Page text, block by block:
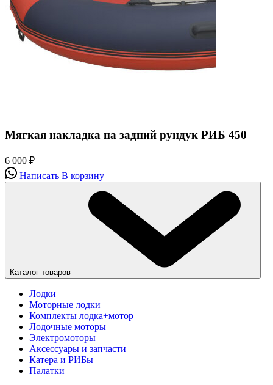
Мягкая накладка на задний рундук РИБ 450
6 000 ₽
Написать В корзину
Каталог товаров
Лодки
Моторные лодки
Комплекты лодка+мотор
Лодочные моторы
Электромоторы
Аксессуары и запчасти
Катера и РИБы
Палатки